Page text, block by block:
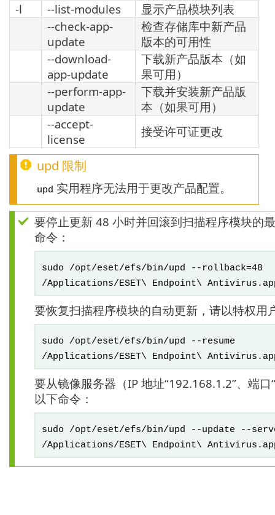
-l
--list-modules
显示产品模块列表
--check-app-
update
检查存储库中新产品
版本的可用性
--download-
app-update
下载新产品版本（如
果可用）
--perform-app-
update
下载并安装新产品版
本（如果可用）
--accept-
license
接受许可证更改
upd 限制
upd 实用程序无法用于更改产品配置。
要停止更新 48 小时并回滚到扫描程序模块的
命令：
sudo /opt/eset/efs/bin/upd --rollback=48
/Applications/ESET\ Endpoint\
要恢复扫描程序模块的自动更新，请以特权用
sudo /opt/eset/efs/bin/upd --resume
/Applications/ESET\ Endpoint\
要从镜像服务器（IP 地址“192.168.1.2”、端
以下命令：
sudo /opt/eset/efs/bin/upd --update --
/Applications/ESET\ Endpoint\